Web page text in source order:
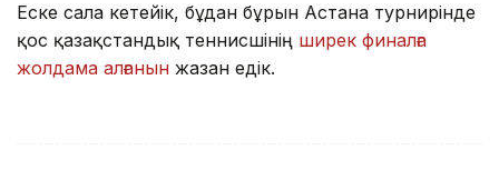
Еске сала кетейік, бұдан бұрын Астана турнирінде
қос қазақстандық теннисшінің ширек финалға
жолдама алғанын жазған едік.